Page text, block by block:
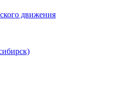
движения